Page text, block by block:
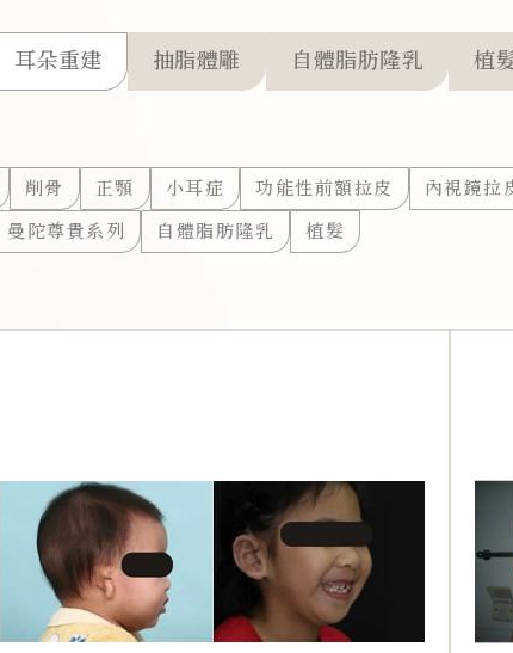
耳朵重建 抽脂體雕 自體脂肪隆乳 植
削骨 正顎 小耳症 功能性前額拉皮 內視鏡拉
曼陀尊貴系列 自體脂肪隆乳 植髮